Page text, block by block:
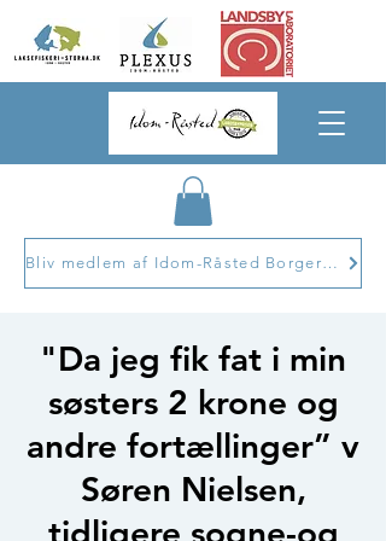
Bliv medlem af Idom-Råsted Borgerforening
"Da jeg fik fat i min
søsters 2 krone og
andre fortællinger” v
Søren Nielsen,
tidligere sogne-og